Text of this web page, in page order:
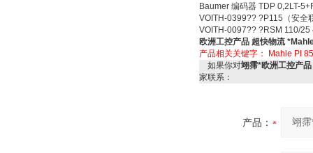
Baumer 编码器 TDP 0,2LT-
VOITH-0399?? ?P115（安全
VOITH-0097?? ?RSM 110/
欧洲工控产品 超快物流
产品相关关键字：
Mahle PI
如果你对翊霈*欧洲工控产
家联系：
产品：